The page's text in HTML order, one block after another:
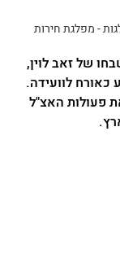
- מפלגת חירות
של זאב לוין,
כאורח לוועידה.
פעולות האצ"ל